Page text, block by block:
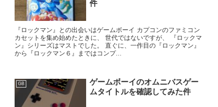
件
『ロックマン』との出会いはゲームボーイ カプコンのファミコン
カセットを集め始めたときに、 世代ではないですが、 『ロックマ
ン』シリーズはマストでした。 直ぐに、一作目の『ロックマン』
から『ロックマン６』まではコンプ...
GB
ゲームボーイのオムニバスゲー
ムタイトルを確認してみた件